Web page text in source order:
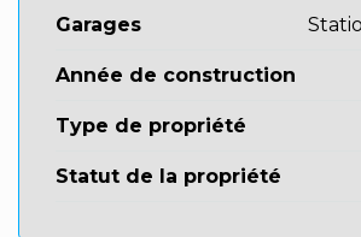
Garages
Année de construction
Type de propriété
Statut de la propriété